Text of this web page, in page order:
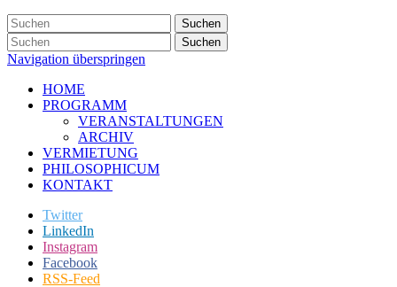
Suchen
Suchen
Navigation überspringen
HOME
PROGRAMM
VERANSTALTUNGEN
ARCHIV
VERMIETUNG
PHILOSOPHICUM
KONTAKT
Twitter
LinkedIn
Instagram
Facebook
RSS-Feed